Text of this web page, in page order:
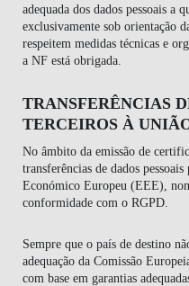
adequada dos dados pessoais a
exclusivamente sob orientação
respeitem medidas técnicas e
a NF está obrigada.
TRANSFERÊNCIAS
TERCEIROS À
No âmbito da emissão de
transferências de dados
Económico Europeu (EEE),
conformidade com o RGPD.
Sempre que o país de destino
adequação da Comissão
com base em garantias